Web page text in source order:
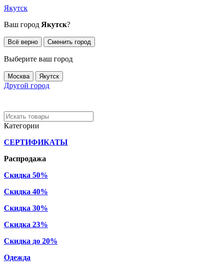
Якутск
Ваш город Якутск?
Всё верно Сменить город
Выберите ваш город
Москва Якутск
Другой город
Категории
СЕРТИФИКАТЫ
Распродажа
Скидка 50%
Скидка 40%
Скидка 30%
Скидка 23%
Скидка до 20%
Одежда